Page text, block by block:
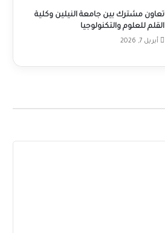
تعاون مشترك بين جامعة النيلين وكلية
القلم للعلوم والتكنولوجيا
أبريل 7, 2026